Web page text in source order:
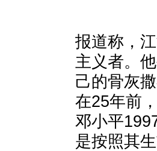
报道称，
主义者。
己的骨灰
在25年前
邓小平
是按照其